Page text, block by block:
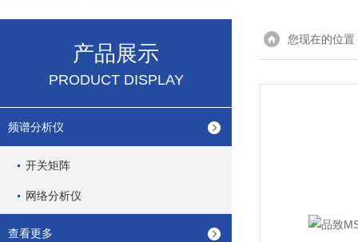
产品展示
PRODUCT DISPLAY
频谱分析仪
开关矩阵
网络分析仪
查看更多
您现在的位置